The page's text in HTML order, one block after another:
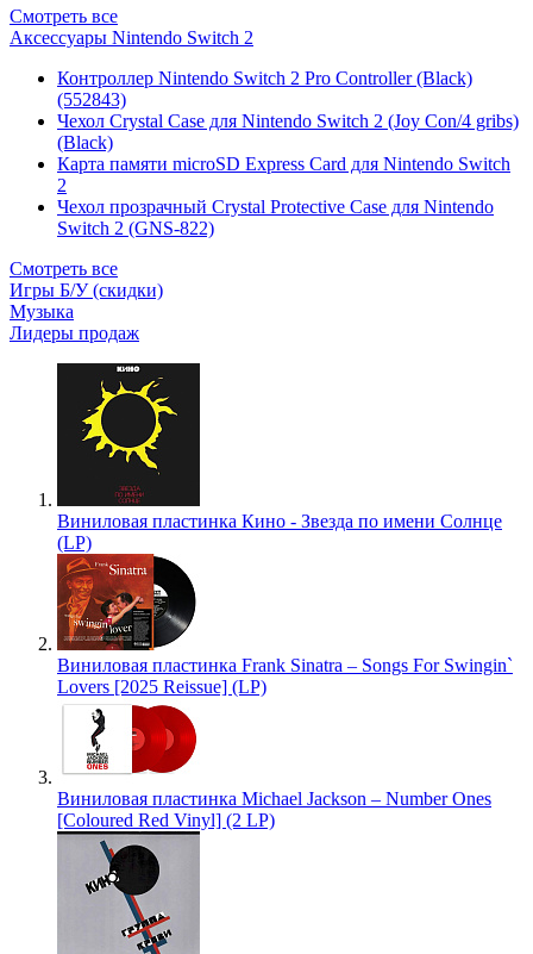
Смотреть все
Аксессуары Nintendo Switch 2
Контроллер Nintendo Switch 2 Pro Controller (Black)
(552843)
Чехол Сrystal Сase для Nintendo Switch 2 (Joy Con/4 gribs)
(Black)
Карта памяти microSD Express Card для Nintendo Switch
2
Чехол прозрачный Crystal Protective Case для Nintendo
Switch 2 (GNS-822)
Смотреть все
Игры Б/У (скидки)
Музыка
Лидеры продаж
Виниловая пластинка Кино - Звезда по имени Солнце
(LP)
Виниловая пластинка Frank Sinatra – Songs For Swingin`
Lovers [2025 Reissue] (LP)
Виниловая пластинка Michael Jackson – Number Ones
[Coloured Red Vinyl] (2 LP)